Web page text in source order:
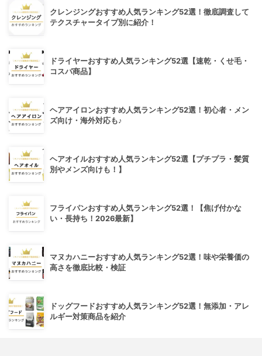
クレンジングおすすめ人気ランキング52選！徹底調査して
テクスチャータイプ別に紹介！
ドライヤーおすすめ人気ランキング52選【速乾・くせ毛・
コスパ商品】
ヘアアイロンおすすめ人気ランキング52選！初心者・メン
ズ向け・海外対応も♪
ヘアオイルおすすめ人気ランキング52選【プチプラ・髪質
別やメンズ向けも！】
フライパンおすすめ人気ランキング52選！【焦げ付かな
い・長持ち！2026最新】
マヌカハニーおすすめ人気ランキング52選！味や栄養価の
高さを徹底比較・検証
ドッグフードおすすめ人気ランキング52選！無添加・アレ
ルギー対策商品を紹介